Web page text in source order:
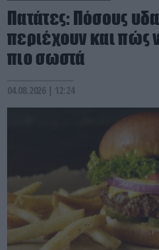
Πατάτες: Πόσους
περιέχουν και πώς
πιο σωστά
04.08.2026 | 12:24